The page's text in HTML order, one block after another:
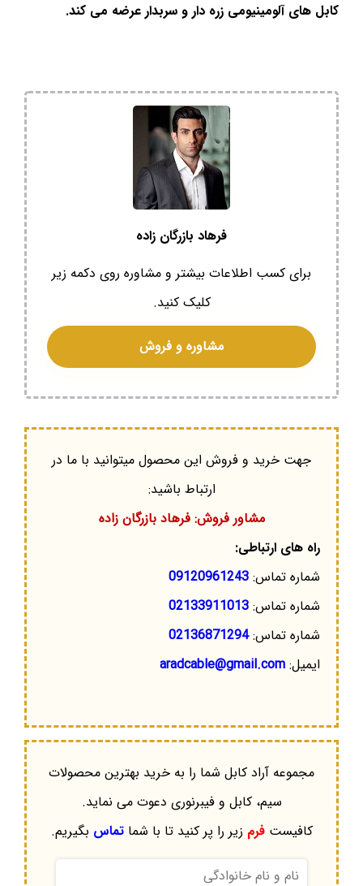
کابل های آلومینیومی زره دار و سربدار عرضه می کند.
فرهاد بازرگان زاده
برای کسب اطلاعات بیشتر و مشاوره روی دکمه زیر
کلیک کنید.
مشاوره و فروش
جهت خرید و فروش این محصول میتوانید با ما در
ارتباط باشید:
مشاور فروش: فرهاد بازرگان زاده
راه های ارتباطی:
شماره تماس: 09120961243
شماره تماس: 02133911013
شماره تماس:02136871294
ایمیل: aradcable@gmail.com
مجموعه آراد کابل شما را به خرید بهترین محصولات
سیم، کابل و فیبرنوری دعوت می نماید.
کافیستفرم زیر را پر کنید تا با شماتماس بگیریم.